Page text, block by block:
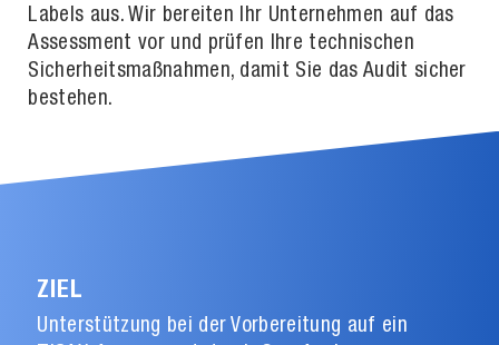
Labels aus. Wir bereiten Ihr Unternehmen auf das
Assessment vor und prüfen Ihre technischen
Sicherheitsmaßnahmen, damit Sie das Audit sicher
bestehen.
ZIEL
Unterstützung bei der Vorbereitung auf ein